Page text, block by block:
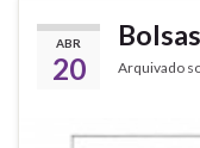
ABR
20 Arquivado